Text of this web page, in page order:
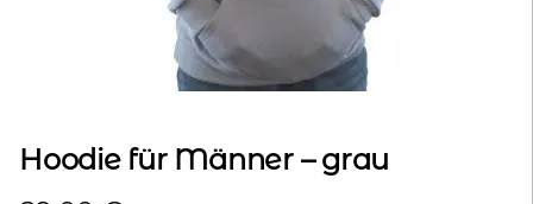
Hoodie für Männer – grau